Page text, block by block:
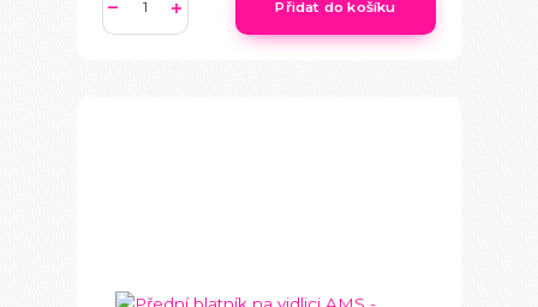
Přidat do košíku